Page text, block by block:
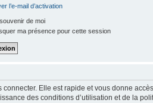
l’e-mail d’activation
de moi
ma présence pour cette session
connecter. Elle est rapide et vous donne
des conditions d’utilisation et de la